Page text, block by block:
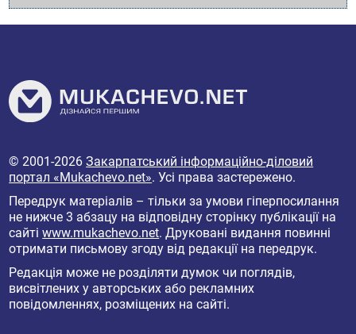
© 2001-2026Закарпатський інформаційно-діловий
портал «Mukachevo.net». Усі права застережено.
Передрук матеріалів – тільки за умови гіперпосилання
не нижче 3 абзацу на відповідну сторінку публікації на
сайтіwww.mukachevo.net. Друковані видання повинні
отримати письмову згоду від редакції на передрук.
Редакція може не розділяти думок чи поглядів,
висвітлених у авторських або рекламних
повідомленнях, розміщених на сайті.